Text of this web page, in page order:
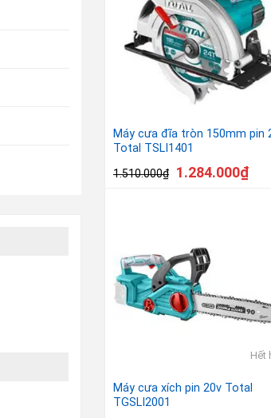
Máy cưa đĩa tròn 150mm pin
Total TSLI1401
1.510.000₫ 1.284.000₫
Hết
Máy cưa xích pin 20v Total
TGSLI2001